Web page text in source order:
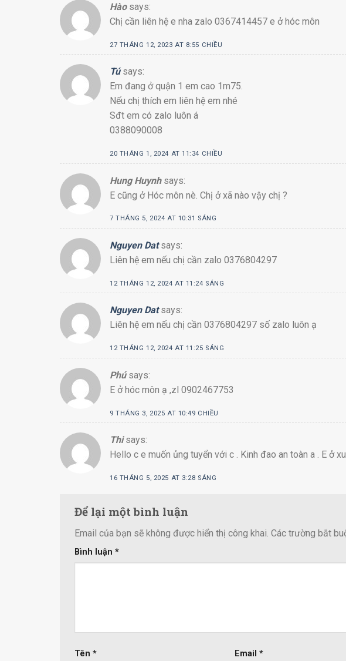
Hào says:
Chị cần liên hệ e nha zalo 0367414457 e ở hóc môn
27 THÁNG 12, 2023 AT 8:55 CHIỀU
Tú says:
Em đang ở quận 1 em cao 1m75.
Nếu chị thích em liên hệ em nhé
Sđt em có zalo luôn á
0388090008
20 THÁNG 1, 2024 AT 11:34 CHIỀU
Hung Huynh says:
E cũng ở Hóc môn nè. Chị ở xã nào vậy chị ?
7 THÁNG 5, 2024 AT 10:31 SÁNG
Nguyen Dat says:
Liên hệ em nếu chị cần zalo 0376804297
12 THÁNG 12, 2024 AT 11:24 SÁNG
Nguyen Dat says:
Liên hệ em nếu chị cần 0376804297 số zalo luôn ạ
12 THÁNG 12, 2024 AT 11:25 SÁNG
Phú says:
E ở hóc môn ạ ,zl 0902467753
9 THÁNG 3, 2025 AT 10:49 CHIỀU
Thi says:
Hello c e muốn ủng tuyển với c . Kinh đao an toàn a . E ở
16 THÁNG 5, 2025 AT 3:28 SÁNG
Để lại một bình luận
Email của bạn sẽ không được hiển thị công khai. Các trường bắt
Bình luận *
Tên * Email*